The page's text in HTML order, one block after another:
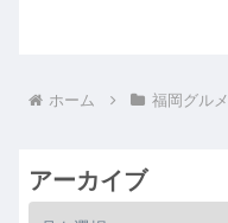
ホーム 福岡グルメ
アーカイブ